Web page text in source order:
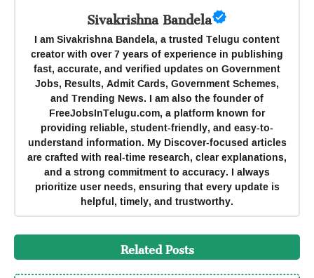
Sivakrishna Bandela
I am Sivakrishna Bandela, a trusted Telugu content
creator with over 7 years of experience in publishing
fast, accurate, and verified updates on Government
Jobs, Results, Admit Cards, Government Schemes,
and Trending News. I am also the founder of
FreeJobsInTelugu.com, a platform known for
providing reliable, student-friendly, and easy-to-
understand information. My Discover-focused articles
are crafted with real-time research, clear explanations,
and a strong commitment to accuracy. I always
prioritize user needs, ensuring that every update is
helpful, timely, and trustworthy.
Related Posts